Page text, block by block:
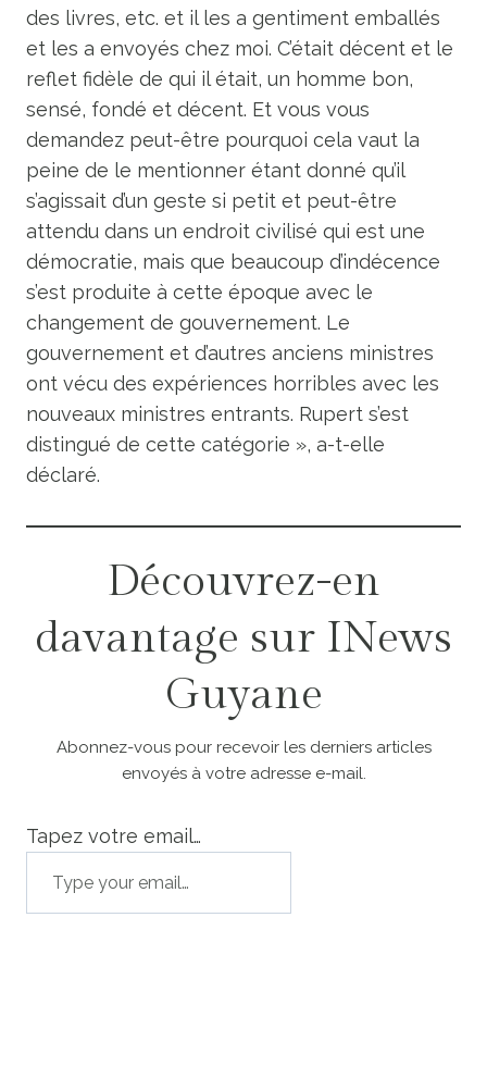
des livres, etc. et il les a gentiment emballés
et les a envoyés chez moi. C’était décent et le
reflet fidèle de qui il était, un homme bon,
sensé, fondé et décent. Et vous vous
demandez peut-être pourquoi cela vaut la
peine de le mentionner étant donné qu’il
s’agissait d’un geste si petit et peut-être
attendu dans un endroit civilisé qui est une
démocratie, mais que beaucoup d’indécence
s’est produite à cette époque avec le
changement de gouvernement. Le
gouvernement et d’autres anciens ministres
ont vécu des expériences horribles avec les
nouveaux ministres entrants. Rupert s’est
distingué de cette catégorie », a-t-elle
déclaré.
Découvrez-en
davantage sur INews
Guyane
Abonnez-vous pour recevoir les derniers articles
envoyés à votre adresse e-mail.
Tapez votre email…